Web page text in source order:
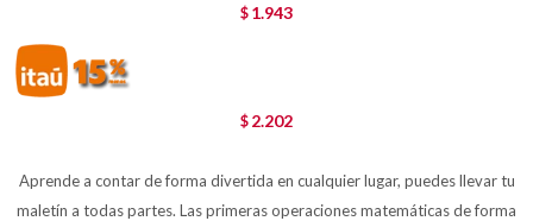
$ 1.943
$ 2.202
Aprende a contar de forma divertida en cualquier lugar, puedes llevar tu
maletín a todas partes. Las primeras operaciones matemáticas de forma